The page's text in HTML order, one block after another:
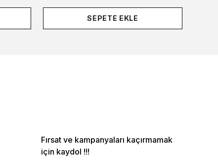
SEPETE EKLE
Fırsat ve kampanyaları kaçırmamak
için kaydol !!!